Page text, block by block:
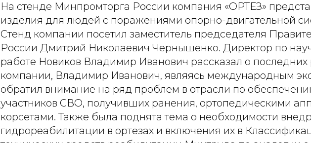
На стенде Минпромторга России компания «ОРТЕЗ»
изделия для людей с поражениями опорно-двигательной
Стенд компании посетил заместитель председателя
России Дмитрий Николаевич Чернышенко. Директор по
работе Новиков Владимир Иванович рассказал о последних
компании, Владимир Иванович, являясь международным
обратил внимание на ряд проблем в отрасли по
участников СВО, получивших ранения, ортопедическими
корсетами. Также была поднята тема о необходимости
гидрореабилитации в ортезах и включения их в